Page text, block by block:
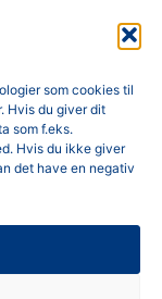
som cookies til
Hvis du giver dit
som f.eks.
Hvis du ikke giver
det have en negativ